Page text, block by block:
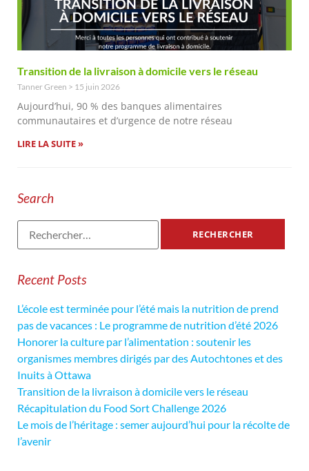
Transition de la livraison à domicile vers le réseau
Tanner Green 15 juin 2026
Aujourd’hui, 90 % des banques alimentaires
communautaires et d’urgence de notre réseau
LIRE LA SUITE »
Search
Recent Posts
L’école est terminée pour l’été mais la nutrition de prend
pas de vacances : Le programme de nutrition d’été 2026
Honorer la culture par l’alimentation : soutenir les
organismes membres dirigés par des Autochtones et des
Inuits à Ottawa
Transition de la livraison à domicile vers le réseau
Récapitulation du Food Sort Challenge 2026
Le mois de l’héritage : semer aujourd’hui pour la récolte de
l’avenir